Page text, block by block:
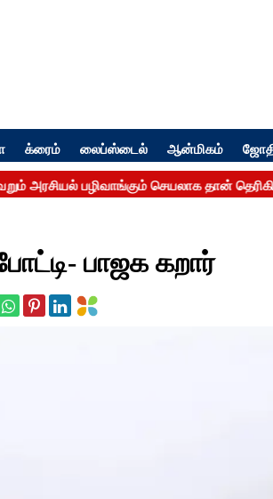
க்ரைம் லைப்ஸ்டைல் ஆன்மிகம்
பாஜக கறார்